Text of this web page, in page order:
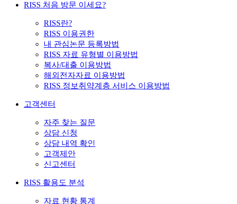
RISS 처음 방문 이세요?
RISS란?
RISS 이용권한
내 관심논문 등록방법
RISS 자료 유형별 이용방법
복사/대출 이용방법
해외전자자료 이용방법
RISS 정보취약계층 서비스 이용방법
고객센터
자주 찾는 질문
상담 신청
상담 내역 확인
고객제안
신고센터
RISS 활용도 분석
자료 현황 통계